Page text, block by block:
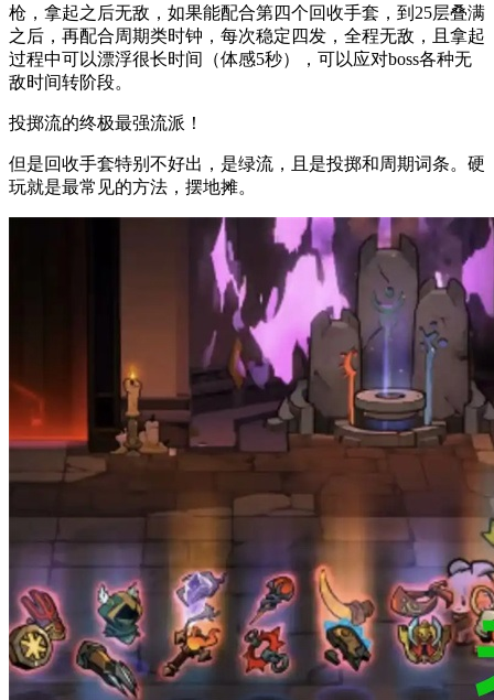
枪，拿起之后无敌，如果能配合第四个回收手套，到25层叠满
之后，再配合周期类时钟，每次稳定四发，全程无敌，且拿起
过程中可以漂浮很长时间（体感5秒），可以应对boss各种无
敌时间转阶段。
投掷流的终极最强流派！
但是回收手套特别不好出，是绿流，且是投掷和周期词条。硬
玩就是最常见的方法，摆地摊。